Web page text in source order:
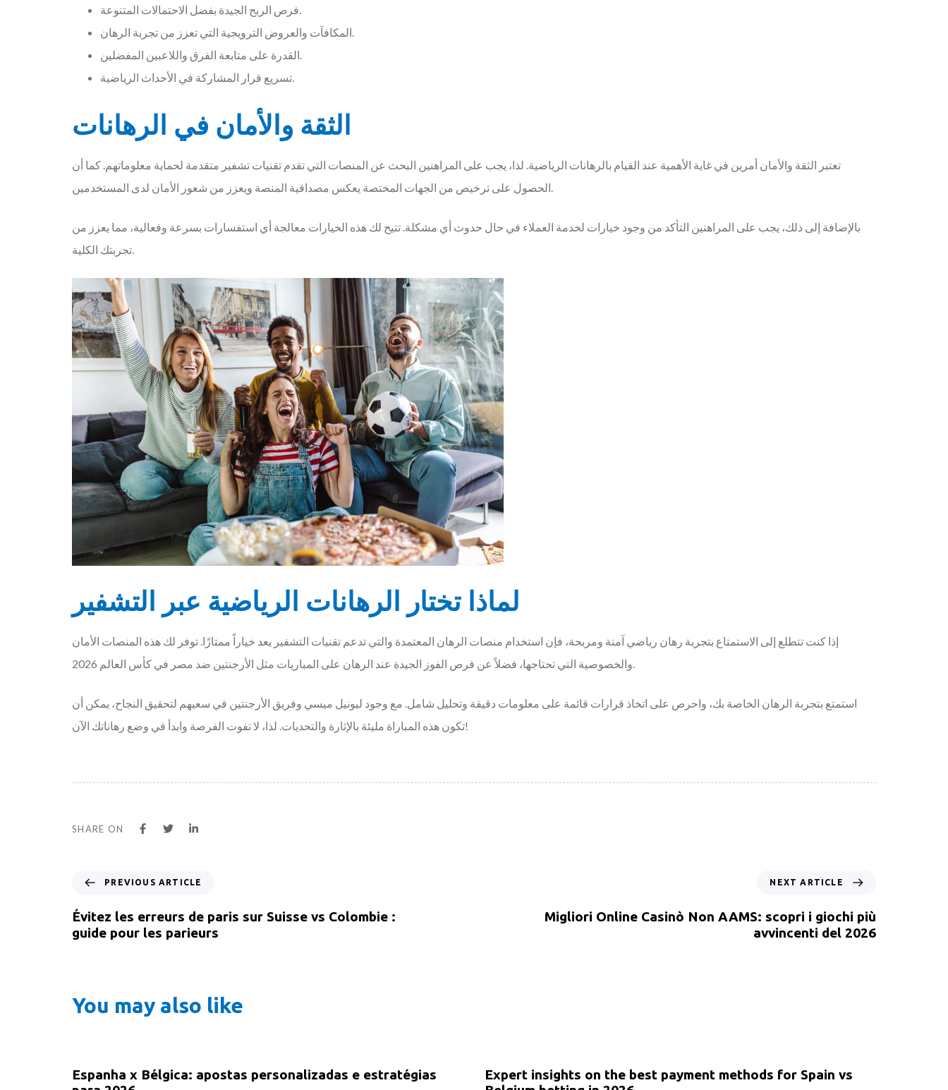
فرص الربح الجيدة بفضل الاحتمالات المتنوعة.
المكافآت والعروض الترويجية التي تعزز من تجربة الرهان.
القدرة على متابعة الفرق واللاعبين المفضلين.
تسريع قرار المشاركة في الأحداث الرياضية.
الثقة والأمان في الرهانات
تعتبر الثقة والأمان أمرين في غاية الأهمية عند القيام بالرهانات الرياضية. لذا، يجب على المراهنين البحث عن المنصات التي تقدم تقنيات تشفير متقدمة لحماية معلوماتهم. كما أن
الحصول على ترخيص من الجهات المختصة يعكس مصداقية المنصة ويعزز من شعور الأمان لدى المستخدمين.
بالإضافة إلى ذلك، يجب على المراهنين التأكد من وجود خيارات لخدمة العملاء في حال حدوث أي مشكلة. تتيح لك هذه الخيارات معالجة أي استفسارات بسرعة وفعالية، مما يعزز من
تجربتك الكلية.
لماذا تختار الرهانات الرياضية عبر التشفير
إذا كنت تتطلع إلى الاستمتاع بتجربة رهان رياضي آمنة ومربحة، فإن استخدام منصات الرهان المعتمدة والتي تدعم تقنيات التشفير يعد خياراً ممتازًا. توفر لك هذه المنصات الأمان
والخصوصية التي تحتاجها، فضلاً عن فرص الفوز الجيدة عند الرهان على المباريات مثل الأرجنتين ضد مصر في كأس العالم 2026.
استمتع بتجربة الرهان الخاصة بك، واحرص على اتخاذ قرارات قائمة على معلومات دقيقة وتحليل شامل. مع وجود ليونيل ميسي وفريق الأرجنتين في سعيهم لتحقيق النجاح، يمكن أن
تكون هذه المباراة مليئة بالإثارة والتحديات. لذا، لا تفوت الفرصة وابدأ في وضع رهاناتك الآن!
SHARE ON
PREVIOUS ARTICLE
Évitez les erreurs de paris sur Suisse vs Colombie :
guide pour les parieurs
NEXT ARTICLE
Migliori Online Casinò Non AAMS: scopri i giochi più
avvincenti del 2026
You may also like
Espanha x Bélgica: apostas personalizadas e estratégias
Expert insights on the best payment methods for Spain vs